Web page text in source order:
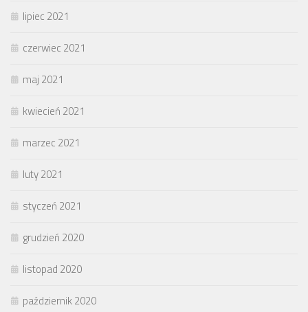
lipiec 2021
czerwiec 2021
maj 2021
kwiecień 2021
marzec 2021
luty 2021
styczeń 2021
grudzień 2020
listopad 2020
październik 2020